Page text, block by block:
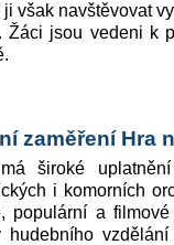
ji však navštěvovat
Žáci jsou vedeni k
zaměřeníHra
široké
i komorních
populární a
hudebního